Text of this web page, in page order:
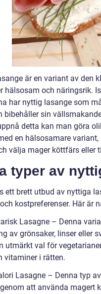
är en variant av den
hälsosam och näringsrik.
har nyttig lasange som
bibehåller sin
detta kan man göra
en hälsosamare
välja mager köttfärs eller
typer av
ett brett utbud av nyttiga
kostpreferenser. Här är
Lasagne – Denna
av grönsaker, linser eller
utmärkt val för
vitaminer i rätten.
Lasagne – Denna typ
att använda magert